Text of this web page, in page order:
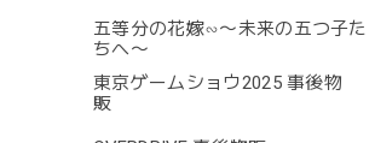
五等分の花嫁∽〜未来の五つ子た
ちへ〜
東京ゲームショウ2025 事後物
販